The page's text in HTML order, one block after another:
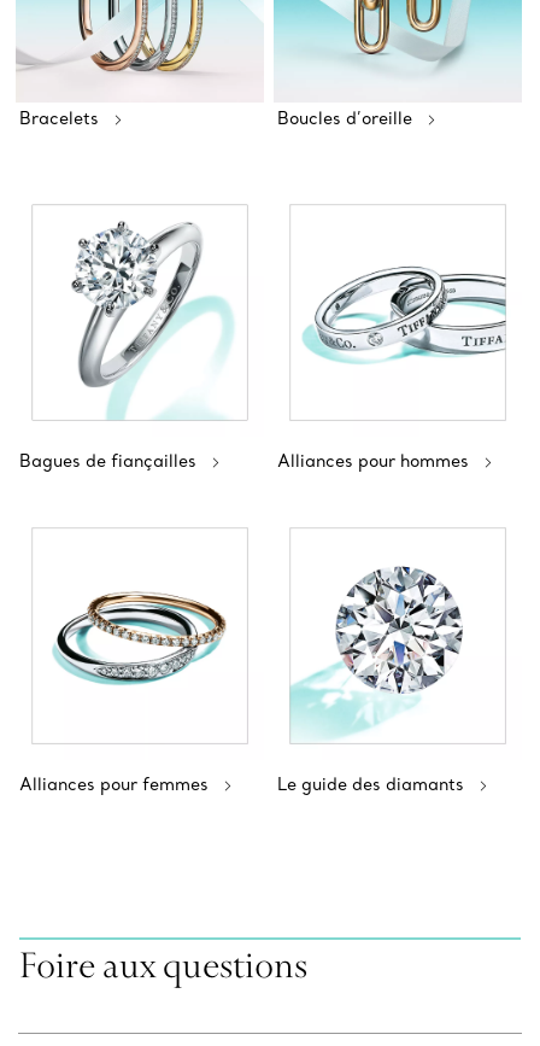
Bracelets Boucles d’oreille
Bagues de fiançailles Alliances pour hommes
Alliances pour femmes Le guide des diamants
Foire aux questions